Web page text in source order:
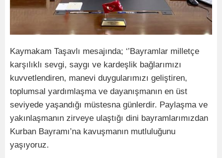
Kaymakam Taşavlı mesajında; ‘’Bayramlar milletçe
karşılıklı sevgi, saygı ve kardeşlik bağlarımızı
kuvvetlendiren, manevi duygularımızı geliştiren,
toplumsal yardımlaşma ve dayanışmanın en üst
seviyede yaşandığı müstesna günlerdir. Paylaşma ve
yakınlaşmanın zirveye ulaştığı dini bayramlarımızdan
Kurban Bayramı’na kavuşmanın mutluluğunu
yaşıyoruz.